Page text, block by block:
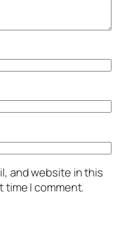
and website in this
I comment.